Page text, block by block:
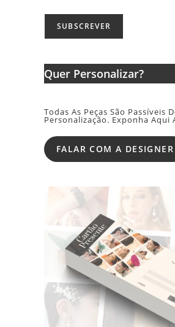
Quer Personalizar?
Todas As Peças São Passíveis
Personalização. Exponha Aqui
FALAR COM A DESIGNER